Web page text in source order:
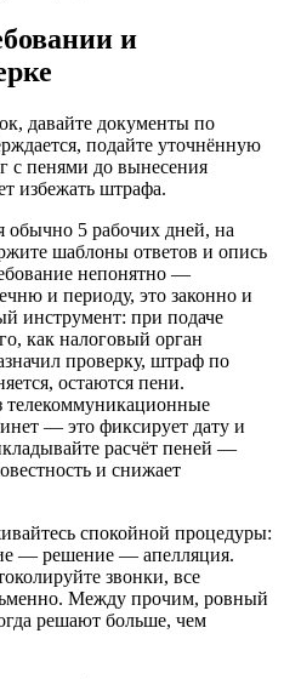
и
давайте документы по
подайте уточнённую
с пенями до вынесения
избежать штрафа.
обычно 5 рабочих дней, на
шаблоны ответов и опись
непонятно —
и периоду, это законно и
инструмент: при подаче
как налоговый орган
проверку, штраф по
остаются пени.
телекоммуникационные
— это фиксирует дату и
расчёт пеней —
и снижает
спокойной процедуры:
— решение — апелляция.
звонки, все
Между прочим, ровный
решают больше, чем